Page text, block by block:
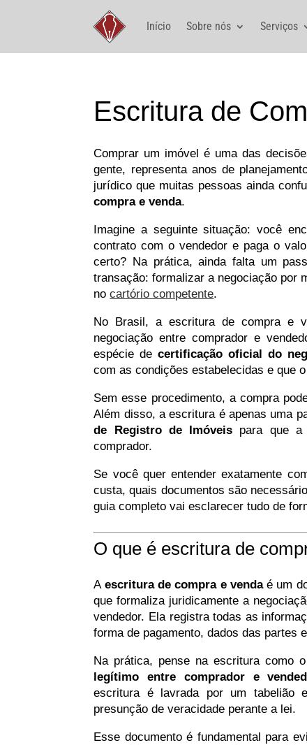
Início Sobre nós Serviços
Escritura de
Comprar um imóvel é uma das
gente, representa anos de
jurídico que muitas pessoas ainda
compra e venda.
Imagine a seguinte situação: você
contrato com o vendedor e paga o
certo? Na prática, ainda falta um
transação: formalizar a negociação por
nocartório competente.
No Brasil, a escritura de compra e
negociação entre comprador e
espécie decertificação oficial do
com as condições estabelecidas e que
Sem esse procedimento, a compra
Além disso, a escritura é apenas uma
de Registro de Imóveis para que a
comprador.
Se você quer entender exatamente
custa, quais documentos são
guia completo vai esclarecer tudo de
O que é escritura de
A escritura de compra e vendaé um
que formaliza juridicamente a
vendedor. Ela registra todas as
forma de pagamento, dados das partes
Na prática, pense na escritura como
legítimo entre comprador e
escritura é lavrada por um tabelião
presunção de veracidade perante a lei.
Esse documento é fundamental para